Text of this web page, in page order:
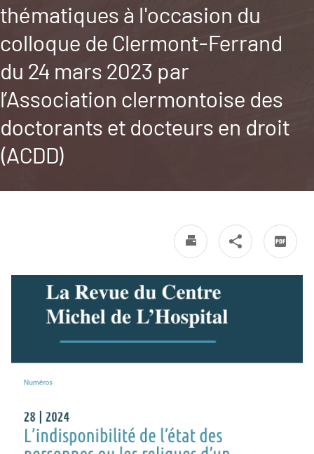
thématiques à l'occasion du
colloque de Clermont-Ferrand
du 24 mars 2023 par
l’Association clermontoise des
doctorants et docteurs en droit
(ACDD)